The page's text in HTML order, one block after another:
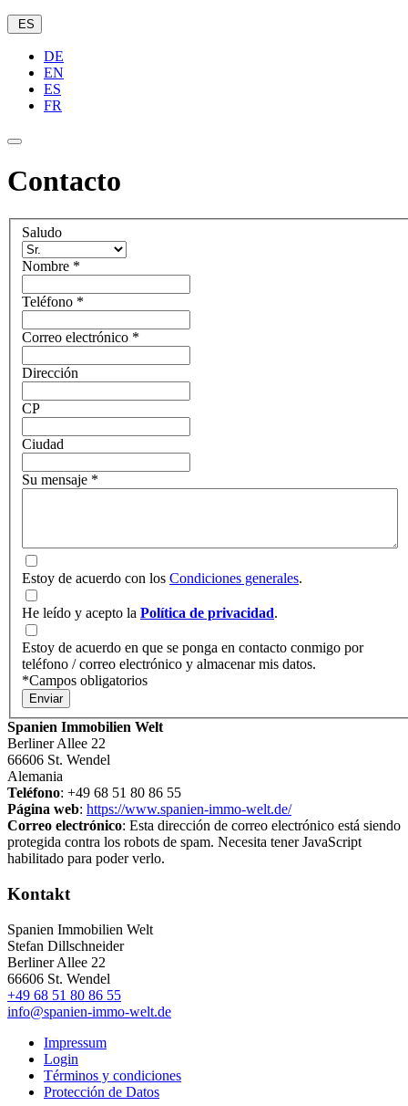
ES
DE
EN
ES
FR
Contacto
Saludo
Nombre *
Teléfono *
Correo electrónico *
Dirección
CP
Ciudad
Su mensaje *
Estoy de acuerdo con los Condiciones generales.
He leído y acepto la Política de privacidad.
Estoy de acuerdo en que se ponga en contacto conmigo por
teléfono / correo electrónico y almacenar mis datos.
*Campos obligatorios
Enviar
Spanien Immobilien Welt
Berliner Allee 22
66606 St. Wendel
Alemania
Teléfono: +49 68 51 80 86 55
Página web: https://www.spanien-immo-welt.de/
Correo electrónico: Esta dirección de correo electrónico está siendo
protegida contra los robots de spam. Necesita tener JavaScript
habilitado para poder verlo.
Kontakt
Spanien Immobilien Welt
Stefan Dillschneider
Berliner Allee 22
66606 St. Wendel
+49 68 51 80 86 55
info@spanien-immo-welt.de
Impressum
Login
Términos y condiciones
Protección de Datos